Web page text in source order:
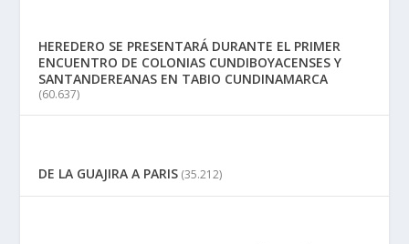
HEREDERO SE PRESENTARÁ DURANTE EL PRIMER
ENCUENTRO DE COLONIAS CUNDIBOYACENSES Y
SANTANDEREANAS EN TABIO CUNDINAMARCA
(60.637)
DE LA GUAJIRA A PARIS (35.212)